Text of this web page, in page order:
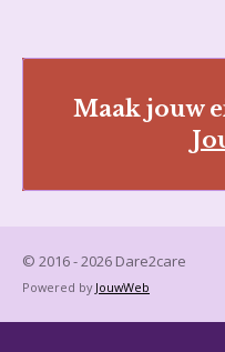
Maak jouw
© 2016 - 2026 Dare2care
Powered by JouwWeb